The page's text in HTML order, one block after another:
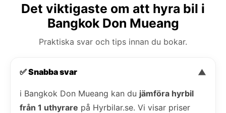
Det viktigaste om att hyra bil i
Bangkok Don Mueang
Praktiska svar och tips innan du bokar.
✅ Snabba svar ▼
i Bangkok Don Mueang kan du jämföra hyrbil
från 1 uthyrare på Hyrbilar.se. Vi visar priser